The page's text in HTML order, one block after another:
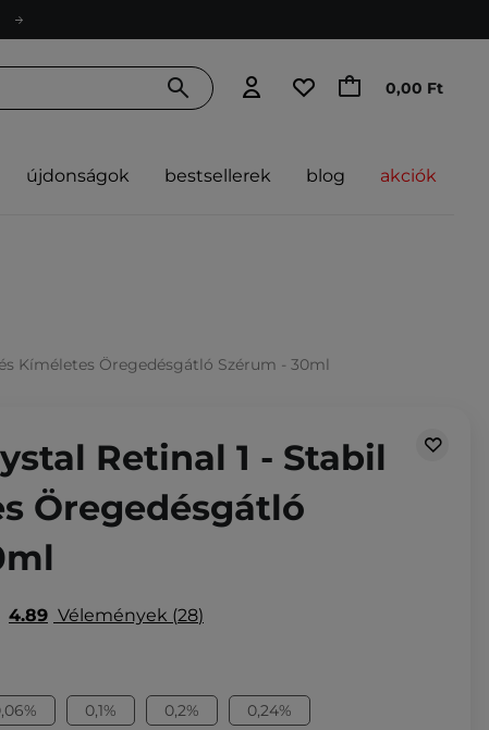
0,00 Ft
újdonságok bestsellerek blog akciók
Kíméletes Öregedésgátló Szérum - 30ml
Retinal 1 - Stabil
Öregedésgátló
4.89 Vélemények 28
0,1% 0,2%
0,24%